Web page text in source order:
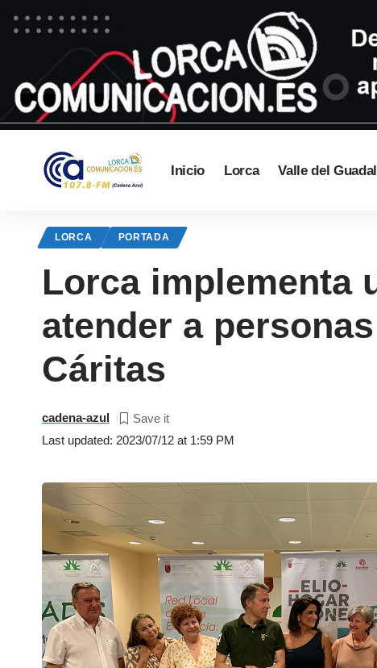
Inicio Lorca Valle del
LORCA PORTADA
Lorca implementa
atender a
Cáritas
Last updated: 2023/07/12 at 1:59 PM
cadena-azul